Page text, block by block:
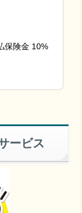
保険金 10%
ービス